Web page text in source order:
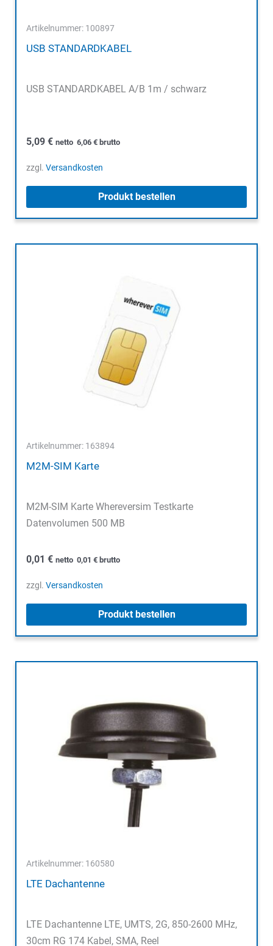
Artikelnummer: 100897
USB STANDARDKABEL
USB STANDARDKABEL A/B 1m / schwarz
5,09 € netto 6,06 €brutto
zzgl. Versandkosten
Produkt bestellen
Artikelnummer: 163894
M2M-SIM Karte
M2M-SIM Karte Whereversim Testkarte
Datenvolumen 500 MB
0,01 € netto 0,01 €brutto
zzgl. Versandkosten
Produkt bestellen
Artikelnummer: 160580
LTE Dachantenne
LTE Dachantenne LTE, UMTS, 2G, 850-2600 MHz,
30cm RG 174 Kabel, SMA, Reel